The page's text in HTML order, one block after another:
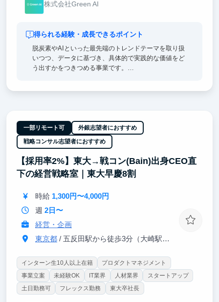
株式会社Green AI
得られる経験・成長できるポイント
脱炭素やAIといった最先端のトレンドテーマを取り扱
いつつ、データに基づき、具体的で実践的な価値をど
う出すかをつきつめる事業です。
【リサーチ】
社内で完結するリサーチ業務に留まらず、顧客との打
ち合わせの機会も多く、希望があればどのような経験
もできるため、情報整理力やコミュニケーション力を
実践的に磨くことができます。
一部リモート可 外銀志望者におすすめ
戦略コンサル志望者におすすめ
【採用率2%】東大→戦コン(Bain)出身CEO直
下の経営戦略室｜東大早慶8割
時給 1,300円〜4,000円
週 2日〜
経営・企画
東京都/ 五反田駅から徒歩3分（大崎駅から徒歩8分）
インターン生10人以上在籍
プロダクトマネジメント
事業立案
未経験OK IT業界 人材業界
スタートアップ
土日勤務可
フレックス勤務 東大卒社長